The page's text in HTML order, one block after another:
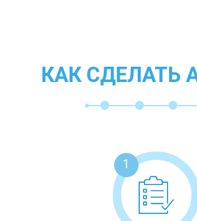
КАК СДЕЛАТЬ
1